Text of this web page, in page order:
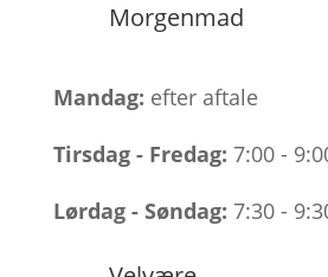
Morgenmad
Mandag: efter aftale
Tirsdag -Fredag: 7:00 -
Lørdag - Søndag: 7:30 -